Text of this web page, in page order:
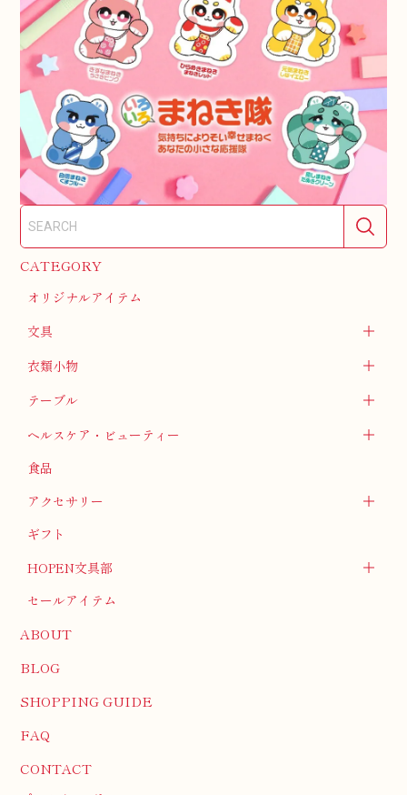
CATEGORY
オリジナルアイテム
文具
衣類小物
テーブル
ヘルスケア・ビューティー
食品
アクセサリー
ギフト
HOPEN文具部
セールアイテム
ABOUT
BLOG
SHOPPING GUIDE
FAQ
CONTACT